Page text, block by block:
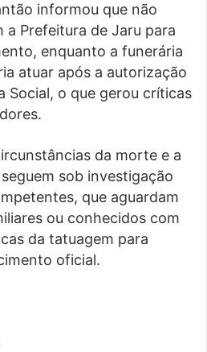
informou que não
a Prefeitura de Jaru para
enquanto a funerária
atuar após a autorização
Social, o que gerou críticas
da morte e a
sob investigação
que aguardam
ou conhecidos com
da tatuagem para
oficial.